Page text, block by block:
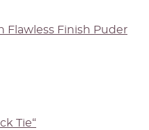
Flawless Finish Puder
Tie“